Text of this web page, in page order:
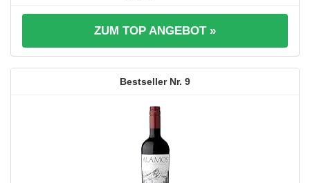
ZUM TOP ANGEBOT »
9